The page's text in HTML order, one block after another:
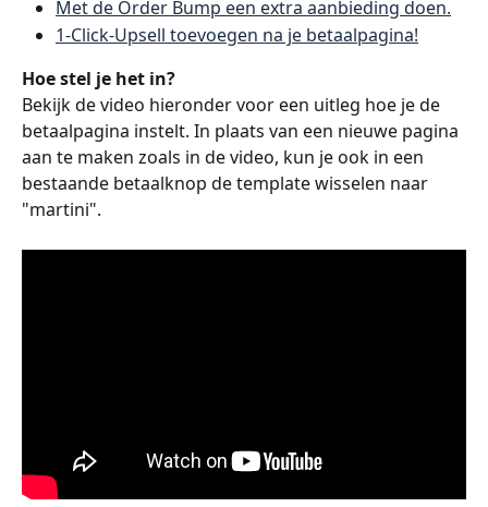
Met de Order Bump een extra aanbieding doen.
1-Click-Upsell toevoegen na je betaalpagina!
Hoe stel je het in?
Bekijk de video hieronder voor een uitleg hoe je de
betaalpagina instelt. In plaats van een nieuwe pagina
aan te maken zoals in de video, kun je ook in een
bestaande betaalknop de template wisselen naar
"martini".